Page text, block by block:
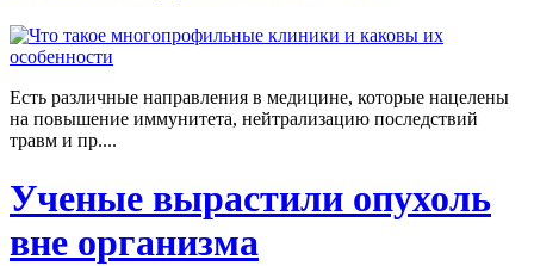
Есть различные направления в медицине, которые нацелены
на повышение иммунитета, нейтрализацию последствий
травм и пр....
Ученые вырастили опухоль
вне организма